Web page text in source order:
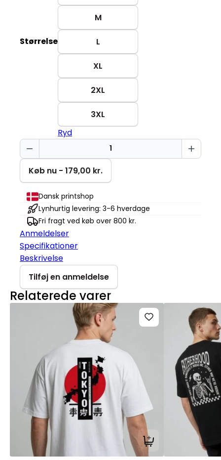
Størrelse
M
L
XL
2XL
3XL
Ryd
Sarkasme
Creator
2.0
antal
Køb nu - 179,00 kr.
Dansk printshop
Lynhurtig levering: 3-6 hverdage
Fri fragt ved køb over 800 kr.
Anmeldelser
Specifikationer
Beskrivelse
Tilføj en anmeldelse
Relaterede varer
Tilføj til kurv